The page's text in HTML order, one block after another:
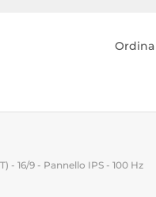
- 16/9 - Pannello IPS - 100 Hz